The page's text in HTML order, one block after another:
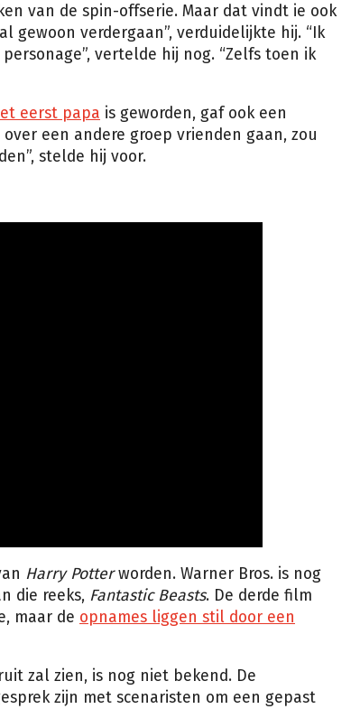
van de spin-offserie. Maar dat vindt ie ook
gewoon verdergaan”, verduidelijkte hij. “Ik
vertelde hij nog. “Zelfs toen ik
eerst papa is geworden, gaf ook een
een andere groep vrienden gaan, zou
stelde hij voor.
Harry Potterworden. Warner Bros. is nog
die reeks, Fantastic Beasts. De derde film
maar de opnames liggen stil door een
zal zien, is nog niet bekend. De
zijn met scenaristen om een gepast